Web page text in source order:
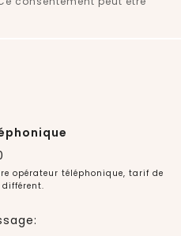
opérateur téléphonique, tarif de